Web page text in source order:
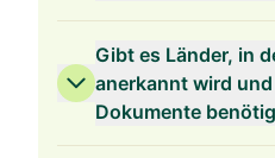
Gibt es Länder, in
anerkannt wird
Dokumente